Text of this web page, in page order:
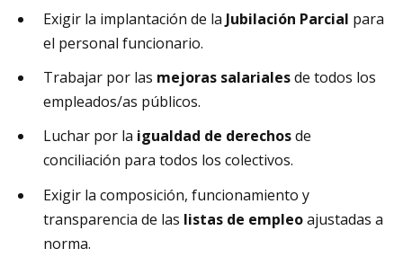
Exigir la implantación de la Jubilación Parcial para
el personal funcionario.
Trabajar por las mejoras salarialesde todos los
empleados/as públicos.
Luchar por la igualdad de derechosde
conciliación para todos los colectivos.
Exigir la composición, funcionamiento y
transparencia de las listas de empleoajustadas a
norma.